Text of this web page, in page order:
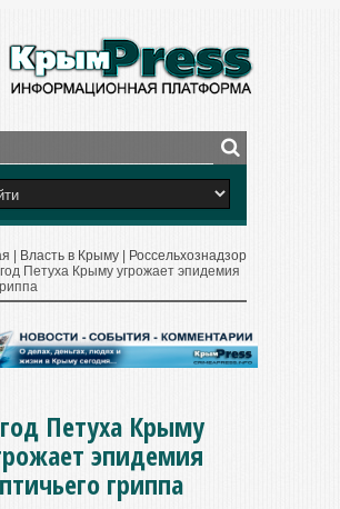
Власть в Крыму
Россельхознадзор
Петуха Крыму угрожает эпидемия
Петуха Крыму
эпидемия
птичьего гриппа